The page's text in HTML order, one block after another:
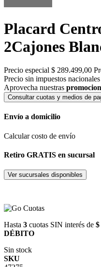
Placard
2Cajones
Precio especial $ 289.499,00
Precio sin impuestos
Aprovecha nuestras
Consultar cuotas y medios de
Envío a domicilio
Calcular costo de envío
Retiro GRATIS en sucursal
Ver sucursales disponibles
Hasta 3 cuotas SIN interés de $
DÉBITO
Sin stock
SKU